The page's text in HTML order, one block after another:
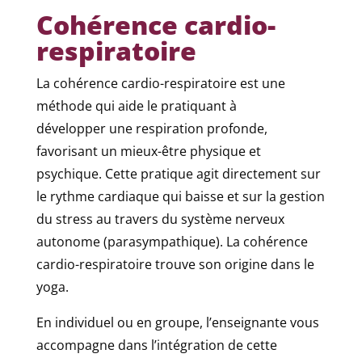
Cohérence cardio-
respiratoire
La cohérence cardio-respiratoire est une
méthode qui aide le pratiquant à
développer une respiration profonde,
favorisant un mieux-être physique et
psychique. Cette pratique agit directement sur
le rythme cardiaque qui baisse et sur la gestion
du stress au travers du système nerveux
autonome (parasympathique). La cohérence
cardio-respiratoire trouve son origine dans le
yoga.
En individuel ou en groupe, l’enseignante vous
accompagne dans l’intégration de cette